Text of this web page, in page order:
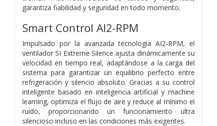
garantiza fiabilidad y seguridad en todo momento.
Smart Control AI2-RPM
Impulsado por la avanzada tecnología AI2-RPM, el
ventilador SI Extreme Silence ajusta dinámicamente su
velocidad en tiempo real, adaptándose a la carga del
sistema para garantizar un equilibrio perfecto entre
refrigeración y silencio absoluto. Gracias a su control
inteligente basado en inteligencia artificial y machine
learning, optimiza el flujo de aire y reduce al mínimo el
ruido, proporcionando un funcionamiento ultra
silencioso incluso en las condiciones más exigentes.